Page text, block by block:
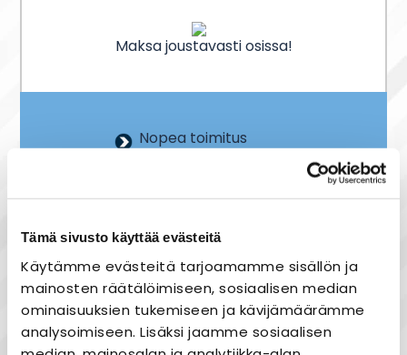
Tämä sivusto käyttää evästeitä
Käytämme evästeitä tarjoamamme sisällön ja
mainosten räätälöimiseen, sosiaalisen median
ominaisuuksien tukemiseen ja kävijämäärämme
analysoimiseen. Lisäksi jaamme sosiaalisen
Maksa joustavasti osissa!
Nopea toimitus
Tuotekuvaus
Onnline Ledina II on tyylikkäästi muotoiltu,